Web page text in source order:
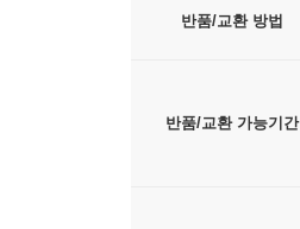
반품/교환 방법
반품/교환 가능기간